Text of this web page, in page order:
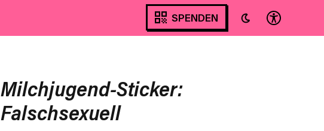
SPENDEN
Milchjugend-Sticker:
Falschsexuell